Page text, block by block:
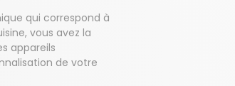
qui correspond à
vous avez la
appareils
de votre